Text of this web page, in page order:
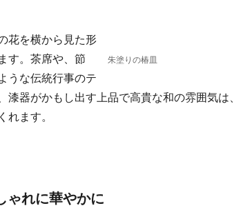
朱塗りの椿皿
花を横から見た形
す。茶席や、節
うな伝統行事のテ
器がかもし出す上品で高貴な和の雰囲気は、
れます。
ゃれに華やかに